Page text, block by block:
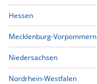
Hessen
Mecklenburg-Vorpommern
Niedersachsen
Nordrhein-Westfalen